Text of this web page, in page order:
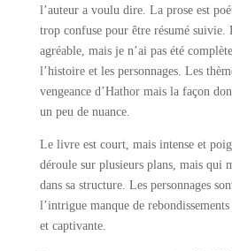
l’auteur a voulu dire. La prose est
trop confuse pour être résumé suivie.
agréable, mais je n’ai pas été
l’histoire et les personnages. Les
vengeance d’Hathor mais la façon
un peu de nuance.
Le livre est court, mais intense et
déroule sur plusieurs plans, mais qui
dans sa structure. Les personnages
l’intrigue manque de
et captivante.